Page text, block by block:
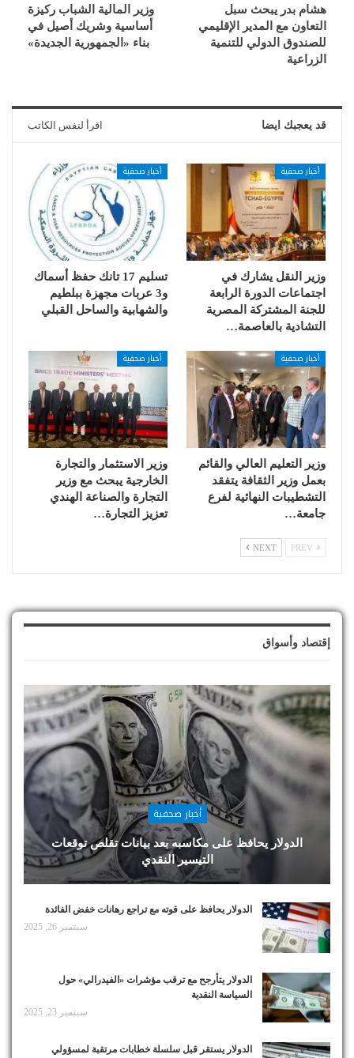
هشام بدر يبحث سبل
التعاون مع المدير الإقليمي
للصندوق الدولي للتنمية
الزراعية
وزير المالية الشباب ركيزة
أساسية وشريك أصيل في
بناء «الجمهورية الجديدة»
قد يعجبك ايضا اقرأ لنفس الكاتب
أخبار صحفية
وزير النقل يشارك في
اجتماعات الدورة الرابعة
للجنة المشتركة المصرية
التشادية بالعاصمة…
أخبار صحفية
تسليم 17 تانك حفظ أسماك
و3 عربات مجهزة ببلطيم
والشهابية والساحل القبلي
أخبار صحفية
وزير التعليم العالي والقائم
بعمل وزير الثقافة يتفقد
التشطيبات النهائية لفرع
جامعة…
أخبار صحفية
وزير الاستثمار والتجارة
الخارجية يبحث مع وزير
التجارة والصناعة الهندي
تعزيز التجارة…
NEXT
إقتصاد وأسواق
أخبار صحفية
الدولار يحافظ على مكاسبه بعد بيانات تقلص توقعات
التيسير النقدي
الدولار يحافظ على قوته مع تراجع رهانات خفض الفائدة
سبتمبر 26, 2025
الدولار يتأرجح مع ترقب مؤشرات «الفيدرالي» حول
السياسة النقدية
سبتمبر 23, 2025
الدولار يستقر قبل سلسلة خطابات مرتقبة لمسؤولي